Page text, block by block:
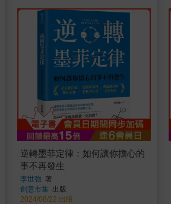
逆轉墨菲定律：如何讓你擔心的
事不再發生
李世強 著
創意市集 出版
2024/08/22 出版